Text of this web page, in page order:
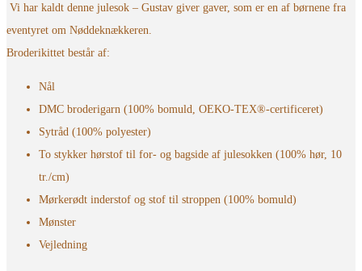
Vi har kaldt denne julesok – Gustav giver gaver, som er en af børnene fra
eventyret om Nøddeknækkeren.
Broderikittet består af:
Nål
DMC broderigarn (100% bomuld, OEKO-TEX®-certificeret)
Sytråd (100% polyester)
To stykker hørstof til for- og bagside af julesokken (100% hør, 10
tr./cm)
Mørkerødt inderstof og stof til stroppen (100% bomuld)
Mønster
Vejledning